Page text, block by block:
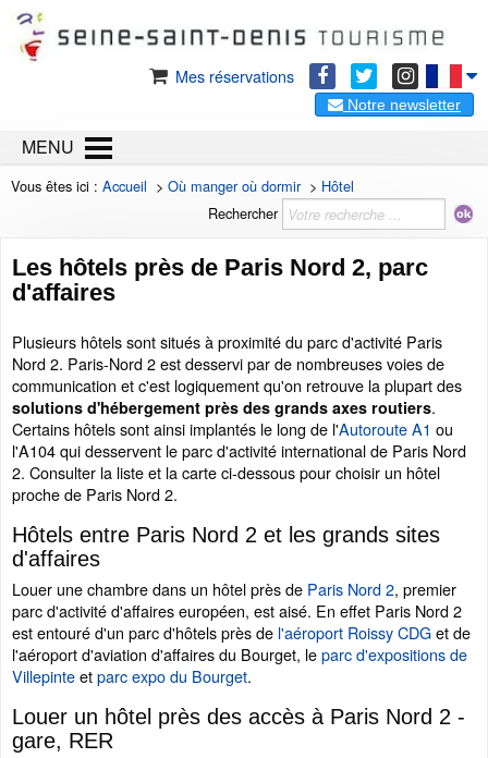
Mes réservations
Notre newsletter
MENU
Vous êtes ici : Accueil > Où manger où dormir> Hôtel
Rechercher
Les hôtels près de Paris Nord 2, parc
d'affaires
Plusieurs hôtels sont situés à proximité du parc d'activité Paris
Nord 2. Paris-Nord 2 est desservi par de nombreuses voies de
communication et c'est logiquement qu'on retrouve la plupart des
solutions d'hébergement près des grands axes routiers.
Certains hôtels sont ainsi implantés le long de l'Autoroute A1 ou
l'A104 qui desservent le parc d'activité international de Paris Nord
2. Consulter la liste et la carte ci-dessous pour choisir un hôtel
proche de Paris Nord 2.
Hôtels entre Paris Nord 2 et les grands sites
d'affaires
Louer une chambre dans un hôtel près de Paris Nord 2, premier
parc d'activité d'affaires européen, est aisé. En effet Paris Nord 2
est entouré d'un parc d'hôtels près de l'aéroport Roissy CDGet de
l'aéroport d'aviation d'affaires du Bourget, leparc d'expositions de
Villepinteetparc expo du Bourget.
Louer un hôtel près des accès à Paris Nord 2 -
gare, RER